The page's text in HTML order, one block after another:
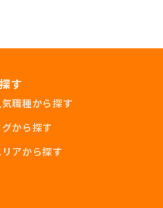
す
職種から探す
から探す
アから探す